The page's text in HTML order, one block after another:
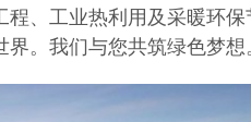
程、工业热利用及采暖环
。我们与您共筑绿色梦想